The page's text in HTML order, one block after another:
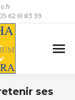
62 61 83 39
ses